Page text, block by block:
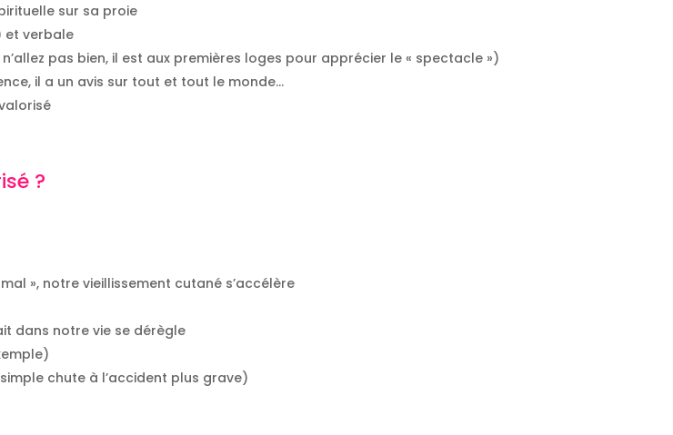
sur sa proie
et verbale
pas bien, il est aux premières loges pour apprécier le « spectacle »)
il a un avis sur tout et tout le monde…
?
», notre vieillissement cutané s’accélère
dans notre vie se dérègle
chute à l’accident plus grave)